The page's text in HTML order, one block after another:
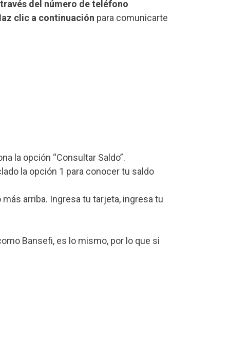
del número de teléfono
clic a continuación para comunicarte
la opción “Consultar Saldo”.
la opción 1 para conocer tu saldo
arriba. Ingresa tu tarjeta, ingresa tu
Bansefi, es lo mismo, por lo que si